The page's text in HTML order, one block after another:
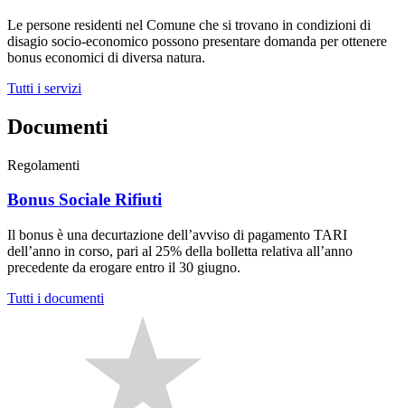
Le persone residenti nel Comune che si trovano in condizioni di
disagio socio-economico possono presentare domanda per ottenere
bonus economici di diversa natura.
Tutti i servizi
Documenti
Regolamenti
Bonus Sociale Rifiuti
Il bonus è una decurtazione dell’avviso di pagamento TARI
dell’anno in corso, pari al 25% della bolletta relativa all’anno
precedente da erogare entro il 30 giugno.
Tutti i documenti